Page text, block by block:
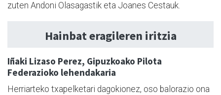
zuten Andoni Olasagastik eta Joanes Cestauk.
Hainbat eragileren iritzia
Iñaki Lizaso Perez, Gipuzkoako Pilota
Federazioko lehendakaria
Herriarteko txapelketari dagokionez, oso balorazio ona